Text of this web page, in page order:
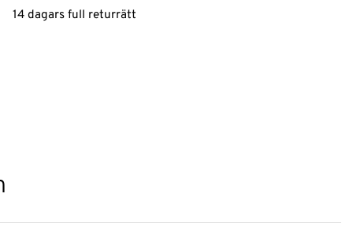
14 dagars full returrätt